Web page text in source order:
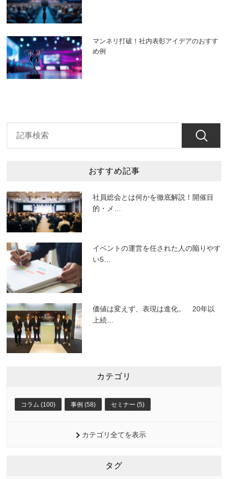
マンネリ打破！社内表彰アイデアのおすす
め例
おすすめ記事
社員総会とは何かを徹底解説！開催目
的・メ
イベントの運営を任された人の陥りやす
い5…
価値は変えず、表現は進化。 20年以
上続…
カテゴリ
コラム (100) 事例 (58) セミナー (5)
カテゴリ全てを表示
タグ